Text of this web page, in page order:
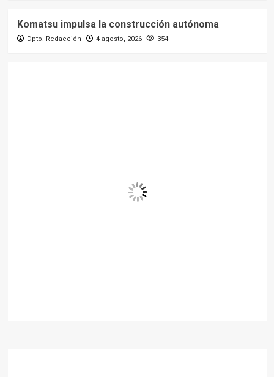
Komatsu impulsa la construcción autónoma
Dpto. Redacción 4 agosto, 2026 354